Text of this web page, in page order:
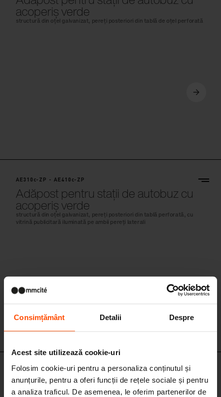
Consimțământ Detalii Despre
Acest site utilizează cookie-uri
Folosim cookie-uri pentru a personaliza conținutul și
anunțurile, pentru a oferi funcții de rețele sociale și pentru
a analiza traficul. De asemenea, le oferim partenerilor de
structură din oțel galvanizat, pereți posteriori din tablă de oțel perforată
Adăpost pentru stații de autobuz cu
acoperiș verde
structură din oțel galvanizat, pereți posteriori din tablă perforată, cu
vitrină publicitară iluminată pe ambii pereți laterali
Adăpost pentru stații de autobuz cu
acoperiș verde